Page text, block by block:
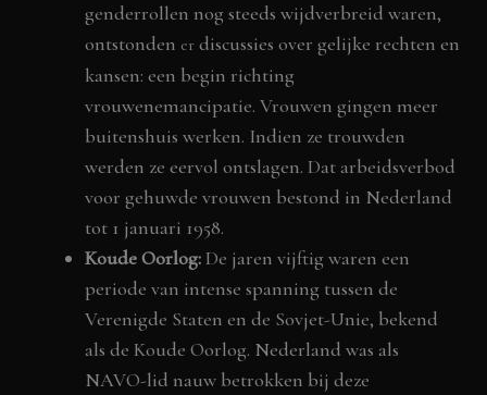
genderrollen nog steeds wijdverbreid waren,
ontstonden erdiscussies over gelijke rechten en
kansen: een begin richting
vrouwenemancipatie. Vrouwen gingen meer
buitenshuis werken. Indien ze trouwden
werden ze eervol ontslagen. Dat arbeidsverbod
voor gehuwde vrouwen bestond in Nederland
tot 1 januari 1958.
Koude Oorlog:De jaren vijftig waren een
periode van intense spanning tussen de
Verenigde Staten en de Sovjet-Unie, bekend
als de Koude Oorlog. Nederland was als
NAVO-lid nauw betrokken bij deze